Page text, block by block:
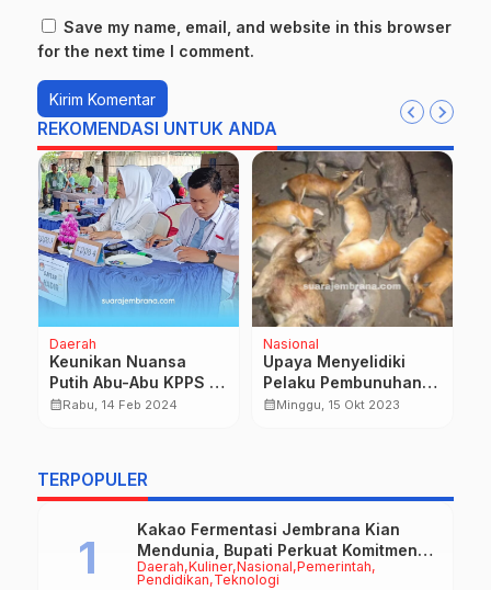
Save my name, email, and website in this browser
for the next time I comment.
REKOMENDASI UNTUK ANDA
Daerah
Keunikan Nuansa
Putih Abu-Abu KPPS di
Pemilu 2024
calendar_monthRabu, 14 Feb 2024
Nasional
Upaya Menyelidiki
Pelaku Pembunuhan
Satwa Dilindungi
calendar_monthMinggu, 15 Okt 2023
TERPOPULER
Daerah Kuliner Nasional Pemerintah
Pendidikan Teknologi
Kakao Fermentasi Jembrana Kian
Mendunia, Bupati Perkuat Komitmen
pada Standar Mutu dan Keberlanjutan